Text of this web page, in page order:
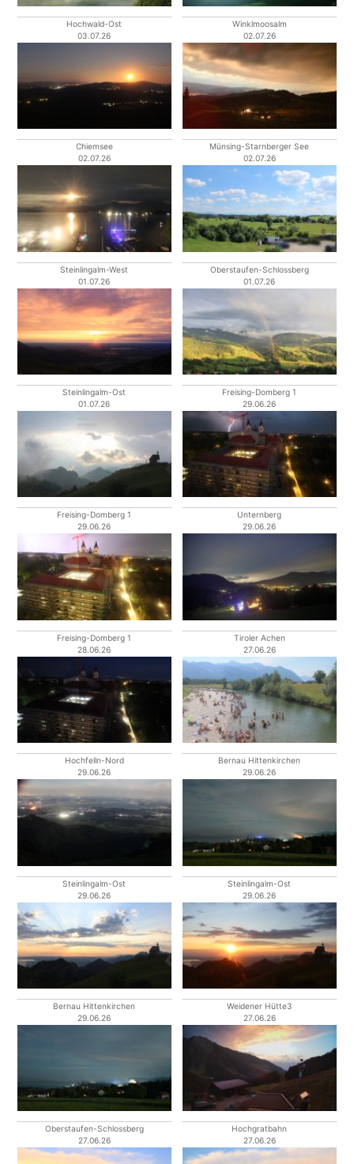
Hochwald-Ost
03.07.26
Winklmoosalm
02.07.26
Chiemsee
02.07.26
Münsing-Starnberger See
02.07.26
Steinlingalm-West
01.07.26
Oberstaufen-Schlossberg
01.07.26
Steinlingalm-Ost
01.07.26
Freising-Domberg 1
29.06.26
Freising-Domberg 1
29.06.26
Unternberg
29.06.26
Freising-Domberg 1
28.06.26
Tiroler Achen
27.06.26
Hochfelln-Nord
29.06.26
Bernau Hittenkirchen
29.06.26
Steinlingalm-Ost
29.06.26
Steinlingalm-Ost
29.06.26
Bernau Hittenkirchen
29.06.26
Weidener Hütte3
27.06.26
Oberstaufen-Schlossberg
27.06.26
Hochgratbahn
27.06.26